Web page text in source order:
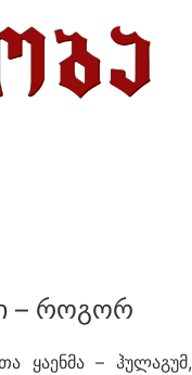
– როგორ
ყაენმა – ჰულაგუმ,